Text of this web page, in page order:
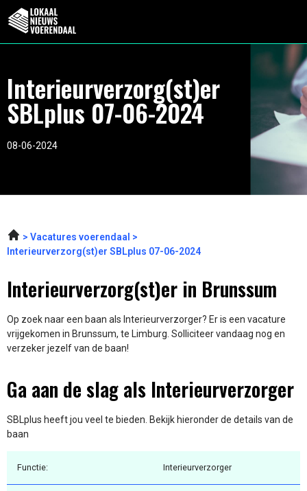
Interieurverzorg(st)er
SBLplus 07-06-2024
08-06-2024
Vacatures voerendaal
Interieurverzorg(st)er SBLplus 07-06-2024
Interieurverzorg(st)er in Brunssum
Op zoek naar een baan als Interieurverzorger? Er is een vacature
vrijgekomen in Brunssum, te Limburg. Solliciteer vandaag nog en
verzeker jezelf van de baan!
Ga aan de slag als Interieurverzorger
SBLplus heeft jou veel te bieden. Bekijk hieronder de details van de
baan
Functie: Interieurverzorger